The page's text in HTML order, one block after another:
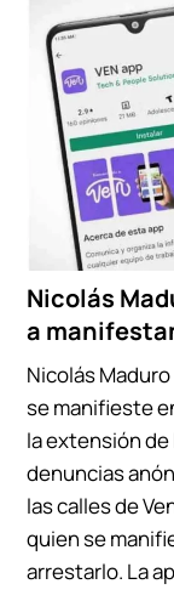
Nicolás
a
Nicolás
se manifieste
la extensión de
denuncias
las calles de
quien se
arrestarlo. La